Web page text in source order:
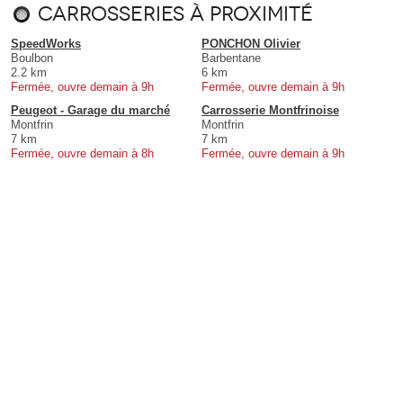
Carrosseries à proximité
SpeedWorks
Boulbon
2.2 km
Fermée, ouvre demain à 9h
PONCHON Olivier
Barbentane
6 km
Fermée, ouvre demain à 9h
Peugeot - Garage du marché
Montfrin
7 km
Fermée, ouvre demain à 8h
Carrosserie Montfrinoise
Montfrin
7 km
Fermée, ouvre demain à 9h